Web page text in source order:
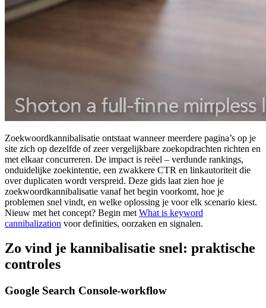
Zoekwoordkannibalisatie ontstaat wanneer meerdere pagina’s op je
site zich op dezelfde of zeer vergelijkbare zoekopdrachten richten en
met elkaar concurreren. De impact is reëel – verdunde rankings,
onduidelijke zoekintentie, een zwakkere CTR en linkautoriteit die
over duplicaten wordt verspreid. Deze gids laat zien hoe je
zoekwoordkannibalisatie vanaf het begin voorkomt, hoe je
problemen snel vindt, en welke oplossing je voor elk scenario kiest.
Nieuw met het concept? Begin met What is keyword
cannibalization voor definities, oorzaken en signalen.
Zo vind je kannibalisatie snel: praktische
controles
Google Search Console-workflow